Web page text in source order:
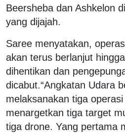
Beersheba dan Ashkelon
yang dijajah.
Saree menyatakan,
akan terus berlanjut
dihentikan dan
dicabut.“Angkatan Udara
melaksanakan tiga
menargetkan tiga target
tiga drone. Yang pertama